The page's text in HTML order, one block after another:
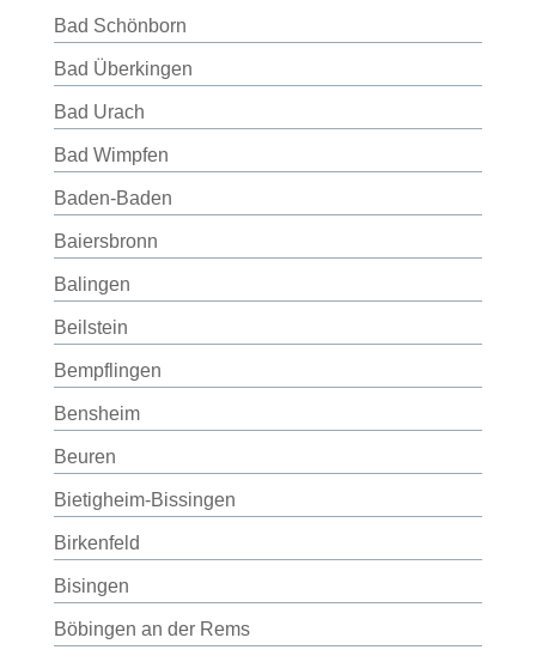
Bad Schönborn
Bad Überkingen
Bad Urach
Bad Wimpfen
Baden-Baden
Baiersbronn
Balingen
Beilstein
Bempflingen
Bensheim
Beuren
Bietigheim-Bissingen
Birkenfeld
Bisingen
Böbingen an der Rems